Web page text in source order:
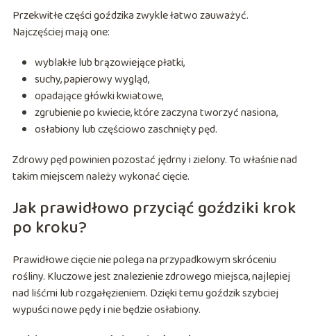
Przekwitłe części goździka zwykle łatwo zauważyć.
Najczęściej mają one:
wyblakłe lub brązowiejące płatki,
suchy, papierowy wygląd,
opadające główki kwiatowe,
zgrubienie po kwiecie, które zaczyna tworzyć nasiona,
osłabiony lub częściowo zaschnięty pęd.
Zdrowy pęd powinien pozostać jędrny i zielony. To właśnie nad
takim miejscem należy wykonać cięcie.
Jak prawidłowo przyciąć goździki krok
po kroku?
Prawidłowe cięcie nie polega na przypadkowym skróceniu
rośliny. Kluczowe jest znalezienie zdrowego miejsca, najlepiej
nad liśćmi lub rozgałęzieniem. Dzięki temu goździk szybciej
wypuści nowe pędy i nie będzie osłabiony.